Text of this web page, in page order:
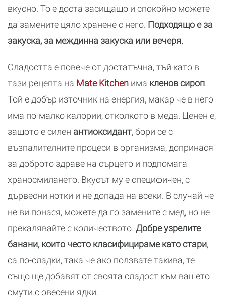
вкусно. То е доста засищащо и спокойно можете
да замените цяло хранене с него. Подходящо е за
закуска, за междинна закуска или вечеря.
Сладостта е повече от достатъчна, тъй като в
тази рецепта на Mate Kitchen има кленов сироп.
Той е добър източник на енергия, макар че в него
има по-малко калории, отколкото в меда. Ценен е,
защото е силен антиоксидант, бори се с
възпалителните процеси в организма, допринася
за доброто здраве на сърцето и подпомага
храносмилането. Вкусът му е специфичен, с
дървесни нотки и не допада на всеки. В случай че
не ви понася, можете да го замените с мед, но не
прекалявайте с количеството. Добре узрелите
банани, които често класифицираме като стари,
са по-сладки, така че ако ползвате такива, те
също ще добавят от своята сладост към вашето
смути с овесени ядки.